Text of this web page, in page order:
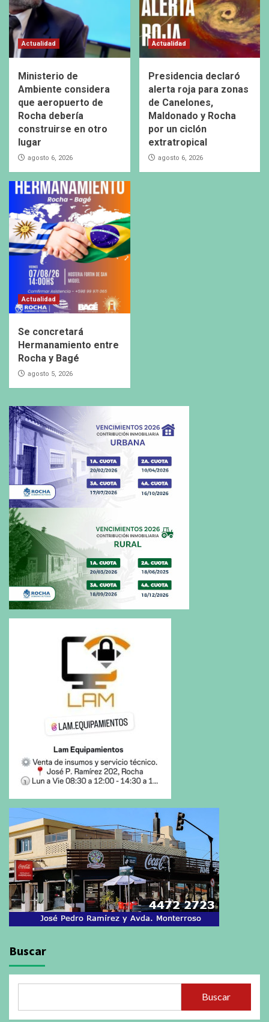
Actualidad
Ministerio de
Ambiente considera
que aeropuerto de
Rocha debería
construirse en otro
lugar
agosto 6, 2026
Actualidad
Presidencia declaró
alerta roja para zonas
de Canelones,
Maldonado y Rocha
por un ciclón
extratropical
agosto 6, 2026
Actualidad
Se concretará
Hermanamiento entre
Rocha y Bagé
agosto 5, 2026
Buscar
Buscar